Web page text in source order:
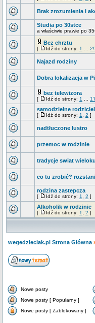
Brak zrozumienia i
Studia po 30stce
a właściwie prawie po
Bez chrztu
[ Idź do strony: 1 29
Najazd rodziny
Dobra lokalizacja w
bez telewizora
[ Idź do strony: 1 17
samodzielne
[ Idź do strony: 1 2 ]
nadtłuczone lustro
przemoc w rodzinie
tradycje swiat
co tu zrobić?
rodzina zastepcza
[ Idź do strony: 1 2 ]
Alkoholik w rodzinie
[ Idź do strony: 1 2 ]
wegedzieciak.pl Strona Główna
Nowe posty
Nowe posty [ Popularny ]
Nowe posty [ Zablokowany ]